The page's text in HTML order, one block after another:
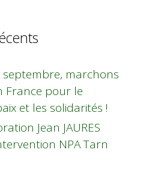
septembre, marchons
France pour le
et les solidarités !
Jean JAURES
NPA Tarn